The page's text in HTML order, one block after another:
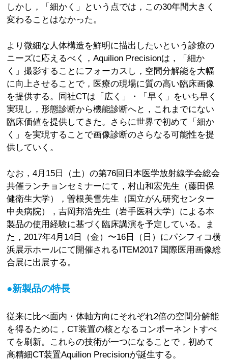
しかし，「細かく」という点では，この30年間大きく
変わることはなかった。
より微細な人体構造を鮮明に描出したいという診療の
ニーズに応えるべく，Aquilion Precisionは，「細か
く」撮影することにフォーカスし，空間分解能を大幅
に向上させることで，医療の現場に質の高い臨床画像
を提供する。同社CTは「広く」・「早く」をいち早く
実現し，形態診断から機能診断へと，これまでにない
臨床価値を提供してきた。さらに世界で初めて「細か
く」を実現することで画像診断のさらなる可能性を提
供していく。
なお，4月15日（土）の第76回日本医学放射線学会総会
共催ランチョンセミナーにて，村山和宏先生（藤田保
健衛生大学），曽根美雪先生（国立がん研究センター
中央病院），吉岡邦浩先生（岩手医科大学）による本
製品の使用経験に基づく臨床講演を予定している。ま
た，2017年4月14日（金）〜16日（日）にパシフィコ横
浜展示ホールにて開催されるITEM2017 国際医用画像総
合展に出展する。
●新製品の特長
従来に比べ面内・体軸方向にそれぞれ2倍の空間分解能
を得るために，CT装置の核となるコンポーネントすべ
てを刷新。これらの技術が一つになることで，初めて
高精細CT装置Aquilion Precisionが誕生する。